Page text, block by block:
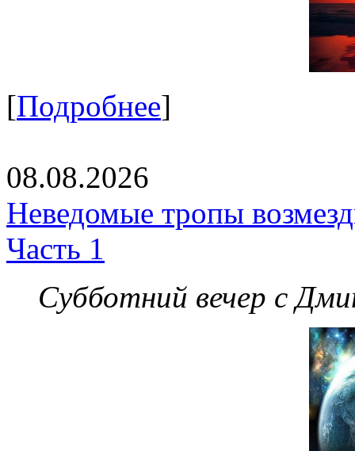
[Подробнее]
08.08.2026
Неведомые тропы
Часть 1
Субботний вечер с